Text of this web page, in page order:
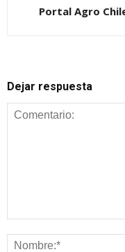
Portal Agro
Dejar respuesta